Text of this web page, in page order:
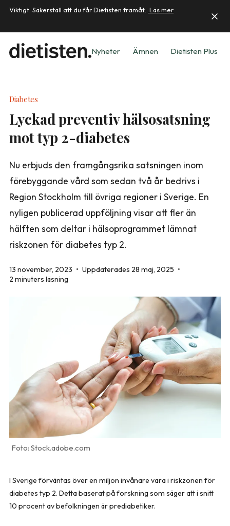
Viktigt: Säkerställ att du får Dietisten framåt. Läs mer
Nyheter Ämnen Dietisten Plus
Diabetes
Lyckad preventiv hälsosatsning
mot typ 2-diabetes
Nu erbjuds den framgångsrika satsningen inom
förebyggande vård som sedan två år bedrivs i
Region Stockholm till övriga regioner i Sverige. En
nyligen publicerad uppföljning visar att fler än
hälften som deltar i hälsoprogrammet lämnat
riskzonen för diabetes typ 2.
13 november, 2023 • Uppdaterades 28 maj, 2025 •
2 minuters läsning
Stock.adobe.com
I Sverige förväntas över en miljon invånare vara i riskzonen för
diabetes typ 2. Detta baserat på forskning som säger att i snitt
10 procent av befolkningen är prediabetiker.